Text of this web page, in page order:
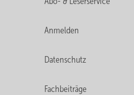
Anmelden
Datenschutz
Fachbeiträge